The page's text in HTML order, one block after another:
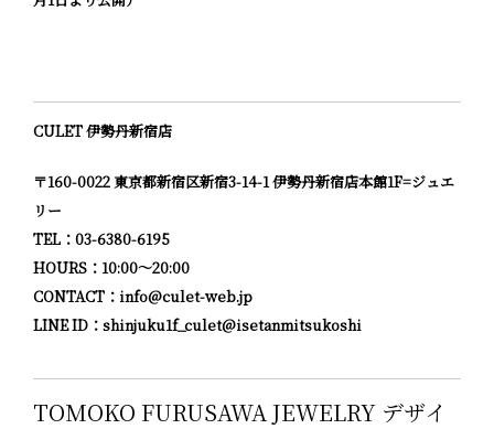
CULET 伊勢丹新宿店
〒160-0022 東京都新宿区新宿3-14-1 伊勢丹新宿店本館1F=ジュエ
リー
TEL：03-6380-6195
HOURS：10:00～20:00
CONTACT： info@culet-web.jp
LINE ID： shinjuku1f_culet@isetanmitsukoshi
TOMOKO FURUSAWA JEWELRY デザイ